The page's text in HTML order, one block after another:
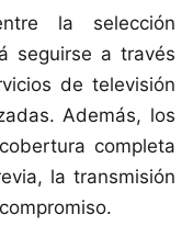
la selección
seguirse a través
de televisión
Además, los
completa
la transmisión